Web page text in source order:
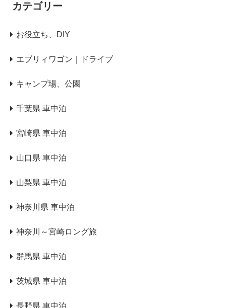
カテゴリー
お役立ち、DIY
エブリィワゴン｜ドライブ
キャンプ場、公園
千葉県 車中泊
宮崎県 車中泊
山口県 車中泊
山梨県 車中泊
神奈川県 車中泊
神奈川～宮崎ロング旅
群馬県 車中泊
茨城県 車中泊
長野県 車中泊